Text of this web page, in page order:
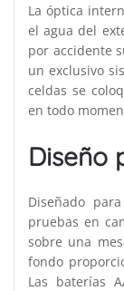
La óptica
el agua del
por accidente
un exclusivo
celdas se
en todo
Diseño
Diseñado
pruebas en
sobre una
fondo
Las baterías